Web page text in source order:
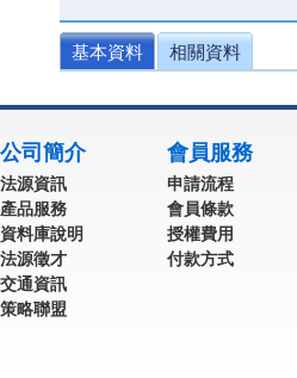
基本資料 相關資料
公司簡介
法源資訊
產品服務
資料庫說明
法源徵才
交通資訊
策略聯盟
會員服務
申請流程
會員條款
授權費用
付款方式